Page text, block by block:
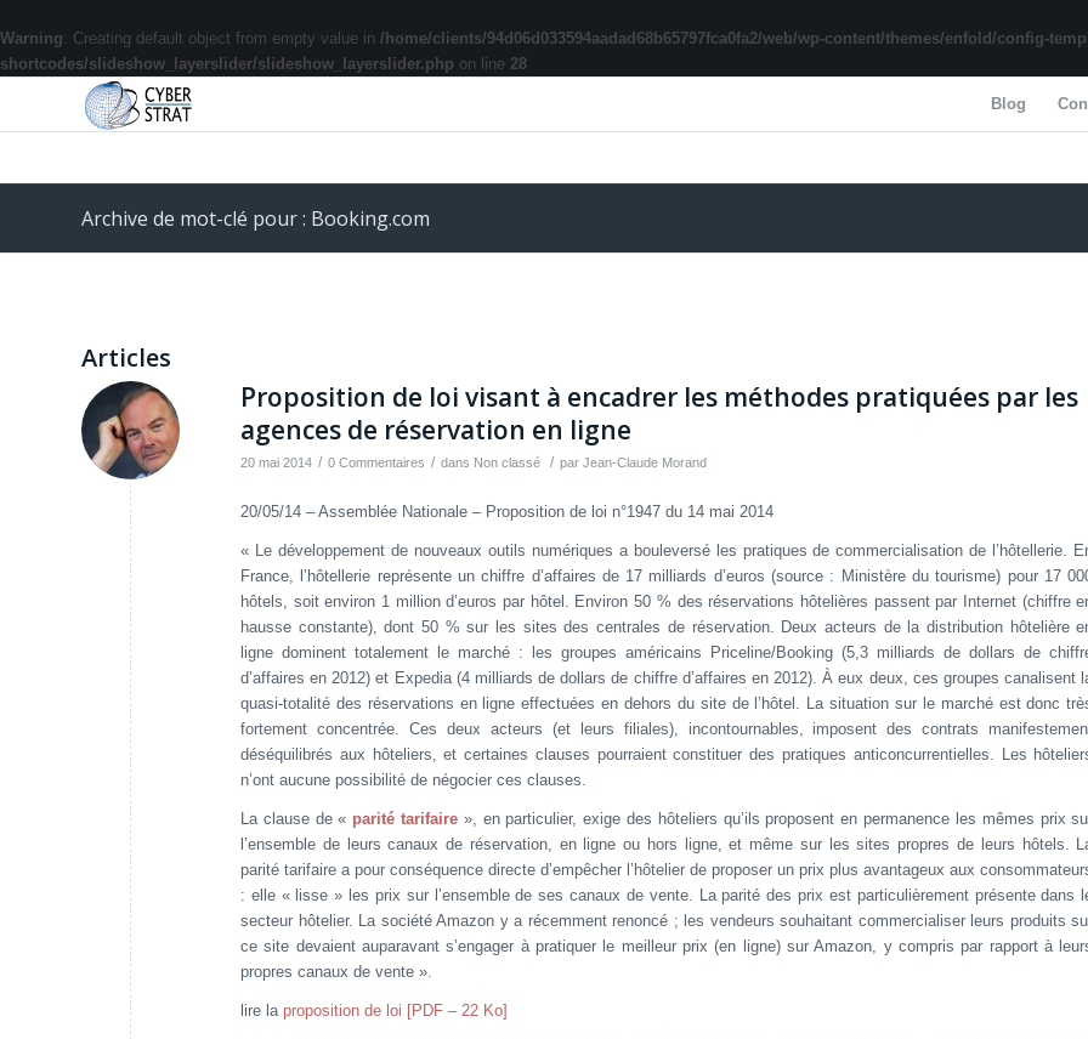
Warning: Creating default object from empty value in /home/clients/94d06d033594aadad68b65797fca0fa2/web/wp-content/themes/enfold/config-
shortcodes/slideshow_layerslider/slideshow_layerslider.php on line 28
Blog
Archive de mot-clé pour : Booking.com
Articles
Proposition de loi visant à encadrer les méthodes pratiquées par les
agences de réservation en ligne
20 mai 2014 / 0 Commentaires / dans Non classé / par Jean-Claude Morand
20/05/14 – Assemblée Nationale – Proposition de loi n°1947 du 14 mai 2014
« Le développement de nouveaux outils numériques a bouleversé les pratiques de commercialisation de l’hôtellerie.
France, l’hôtellerie représente un chiffre d’affaires de 17 milliards d’euros (source : Ministère du tourisme) pour 17
hôtels, soit environ 1 million d’euros par hôtel. Environ 50 % des réservations hôtelières passent par Internet (chiffre
hausse constante), dont 50 % sur les sites des centrales de réservation. Deux acteurs de la distribution hôtelière
ligne dominent totalement le marché : les groupes américains Priceline/Booking (5,3 milliards de dollars de
d’affaires en 2012) et Expedia (4 milliards de dollars de chiffre d’affaires en 2012). À eux deux, ces groupes canalisent
quasi-totalité des réservations en ligne effectuées en dehors du site de l’hôtel. La situation sur le marché est donc
fortement concentrée. Ces deux acteurs (et leurs filiales), incontournables, imposent des contrats
déséquilibrés aux hôteliers, et certaines clauses pourraient constituer des pratiques anticoncurrentielles. Les
n’ont aucune possibilité de négocier ces clauses.
La clause de « parité tarifaire », en particulier, exige des hôteliers qu’ils proposent en permanence les mêmes prix
l’ensemble de leurs canaux de réservation, en ligne ou hors ligne, et même sur les sites propres de leurs hôtels.
parité tarifaire a pour conséquence directe d’empêcher l’hôtelier de proposer un prix plus avantageux aux
: elle « lisse » les prix sur l’ensemble de ses canaux de vente. La parité des prix est particulièrement présente dans
secteur hôtelier. La société Amazon y a récemment renoncé ; les vendeurs souhaitant commercialiser leurs produits
ce site devaient auparavant s’engager à pratiquer le meilleur prix (en ligne) sur Amazon, y compris par rapport à
propres canaux de vente ».
lire la proposition de loi [PDF – 22 Ko]